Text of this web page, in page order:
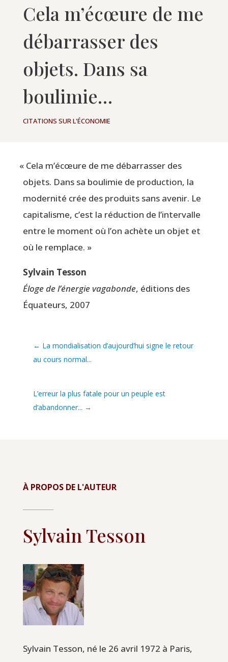
Cela m’écœure de me
débarrasser des
objets. Dans sa
boulimie…
CITATIONS SUR L'ÉCONOMIE
« Cela m’écœure de me débar­ras­ser des
objets. Dans sa bou­li­mie de pro­duc­tion, la
moder­ni­té crée des pro­duits sans ave­nir. Le
capi­ta­lisme, c’est la réduc­tion de l’intervalle
entre le moment où l’on achète un objet et
où le remplace. »
Syl­vain Tesson
Éloge de l’énergie vaga­bonde, édi­tions des
Équa­teurs, 2007
← La mondialisation d’aujourd’hui signe le retour
au cours normal...
L’erreur la plus fatale pour un peuple est
d’abandonner... →
À PROPOS DE L'AUTEUR
Sylvain Tesson
Sylvain Tesson, né le 26 avril 1972 à Paris,